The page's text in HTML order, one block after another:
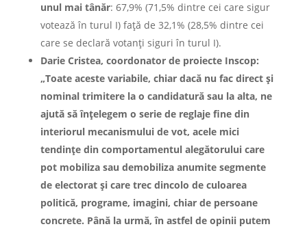
unul mai tânăr: 67,9% (71,5% dintre cei care sigur
votează în turul I) faţă de 32,1% (28,5% dintre cei
care se declară votanţi siguri în turul I).
Darie Cristea, coordonator de proiecte Inscop:
„Toate aceste variabile, chiar dacă nu fac direct şi
nominal trimitere la o candidatură sau la alta, ne
ajută să înţelegem o serie de reglaje fine din
interiorul mecanismului de vot, acele mici
tendinţe din comportamentul alegătorului care
pot mobiliza sau demobiliza anumite segmente
de electorat şi care trec dincolo de culoarea
politică, programe, imagini, chiar de persoane
concrete. Până la urmă, în astfel de opinii putem